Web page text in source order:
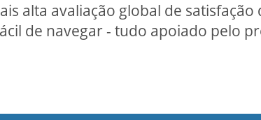
alta avaliação global de
de navegar - tudo apoiado pelo